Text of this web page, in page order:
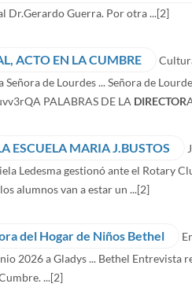
Dr.Gerardo Guerra. Por otra ...[2]
ACTO EN LA CUMBRE
de Lourdes ... Señora de
PALABRAS DE LA DIRECTOR
ESCUELA MARIA J.BUSTOS
Ledesma gestionó ante el Rotary
alumnos van a estar un ...[2]
del Hogar de Niños Bethel
2026 a Gladys ... Bethel Entrevista
...[2]